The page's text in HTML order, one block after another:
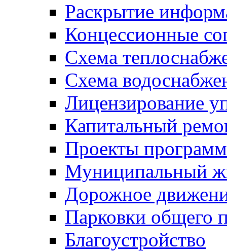
Раскрытие
Концессионные
Схема
Схема
Лицензирование
Капитальный
Проекты программ
Муниципальный
Дорожное
Парковки общего
Благоустройство